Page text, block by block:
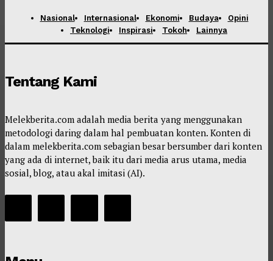
Nasional Internasional Ekonomi Budaya
Opini
Teknologi
Inspirasi Tokoh Lainnya
Tentang Kami
Melekberita.com adalah media berita yang menggunakan
metodologi daring dalam hal pembuatan konten. Konten di
dalam melekberita.com sebagian besar bersumber dari konten
yang ada di internet, baik itu dari media arus utama, media
sosial, blog, atau akal imitasi (AI).